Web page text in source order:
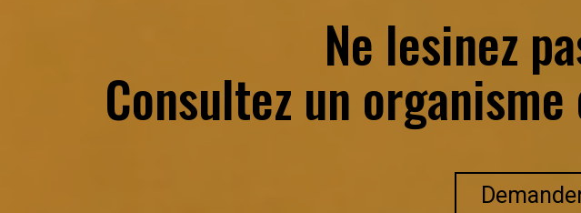
Ne lesinez
Consultez un